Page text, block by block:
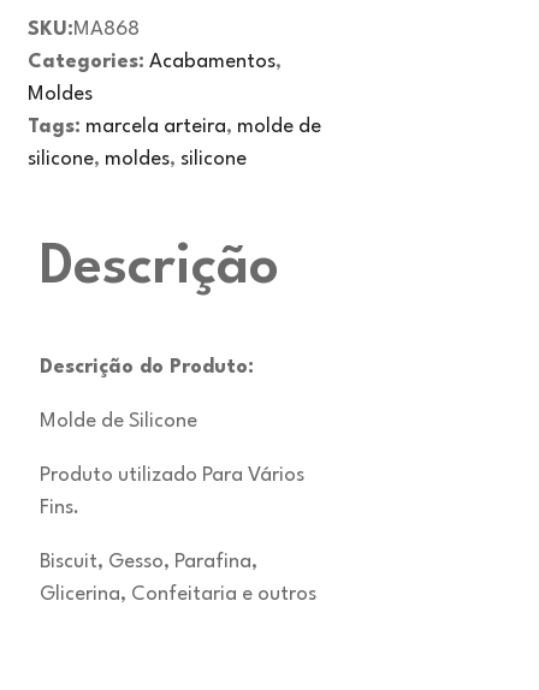
SKU:MA868
Categories: Acabamentos,
Moldes
Tags: marcela arteira, molde de
silicone, moldes, silicone
Descrição
Descrição do Produto:
Molde de Silicone
Produto utilizado Para Vários
Fins.
Biscuit, Gesso, Parafina,
Glicerina, Confeitaria e outros